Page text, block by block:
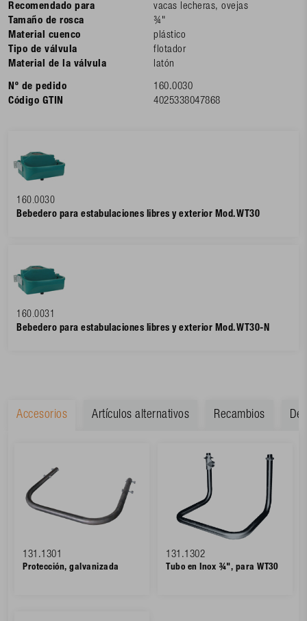
Recomendado para
vacas lecheras, ovejas
Tamaño de rosca
¾"
Material cuenco
plástico
Tipo de válvula
flotador
Material de la válvula
latón
Nº de pedido
160.0030
Código GTIN
4025338047868
160.0030
Bebedero para estabulaciones libres y exterior Mod. WT30
160.0031
Bebedero para estabulaciones libres y exterior Mod. WT30-N
Accesorios Artículos alternativos Recambios
131.1301
Protección, galvanizada
131.1302
Tubo en Inox ¾", para WT30